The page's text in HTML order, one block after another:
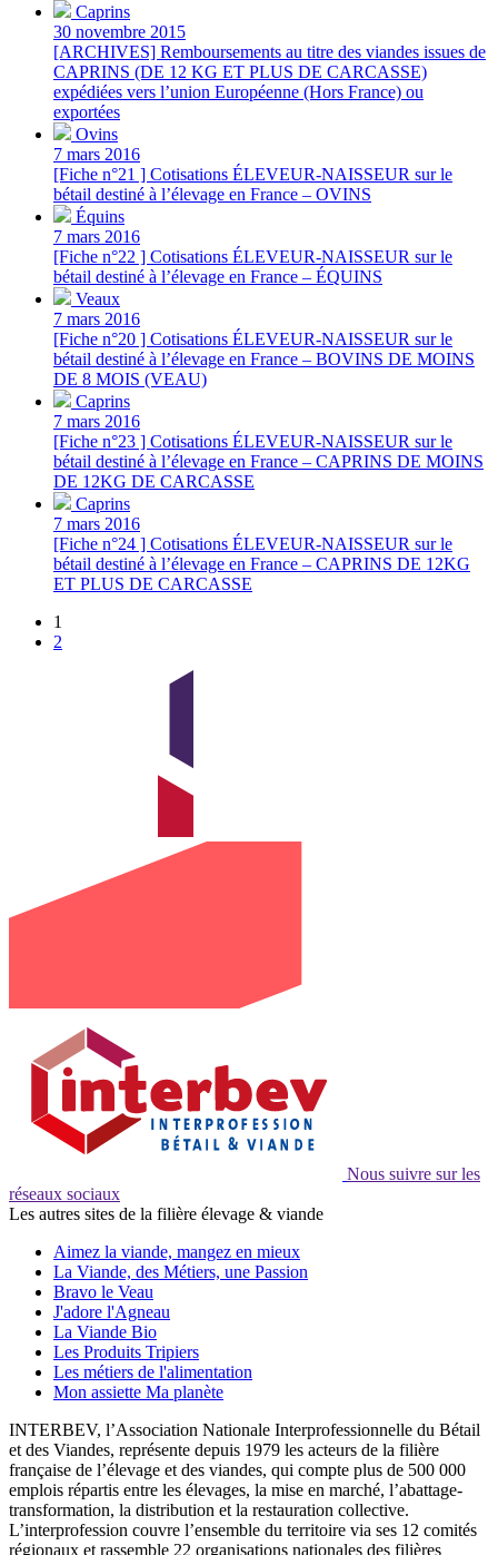
Caprins
30 novembre 2015
[ARCHIVES] Remboursements au titre des viandes issues de
CAPRINS (DE 12 KG ET PLUS DE CARCASSE)
expédiées vers l’union Européenne (Hors France) ou
exportées
Ovins
7 mars 2016
[Fiche n°21 ] Cotisations ÉLEVEUR-NAISSEUR sur le
bétail destiné à l’élevage en France – OVINS
Équins
7 mars 2016
[Fiche n°22 ] Cotisations ÉLEVEUR-NAISSEUR sur le
bétail destiné à l’élevage en France – ÉQUINS
Veaux
7 mars 2016
[Fiche n°20 ] Cotisations ÉLEVEUR-NAISSEUR sur le
bétail destiné à l’élevage en France – BOVINS DE MOINS
DE 8 MOIS (VEAU)
Caprins
7 mars 2016
[Fiche n°23 ] Cotisations ÉLEVEUR-NAISSEUR sur le
bétail destiné à l’élevage en France – CAPRINS DE MOINS
DE 12KG DE CARCASSE
Caprins
7 mars 2016
[Fiche n°24 ] Cotisations ÉLEVEUR-NAISSEUR sur le
bétail destiné à l’élevage en France – CAPRINS DE 12KG
ET PLUS DE CARCASSE
1
2
Nous suivre sur les
réseaux sociaux
Les autres sites de la filière élevage & viande
Aimez la viande, mangez en mieux
La Viande, des Métiers, une Passion
Bravo le Veau
J'adore l'Agneau
La Viande Bio
Les Produits Tripiers
Les métiers de l'alimentation
Mon assiette Ma planète
INTERBEV, l’Association Nationale Interprofessionnelle du Bétail
et des Viandes, représente depuis 1979 les acteurs de la filière
française de l’élevage et des viandes, qui compte plus de 500 000
emplois répartis entre les élevages, la mise en marché, l’abattage-
transformation, la distribution et la restauration collective.
L’interprofession couvre l’ensemble du territoire via ses 12 comités
régionaux et rassemble 22 organisations nationales des filières